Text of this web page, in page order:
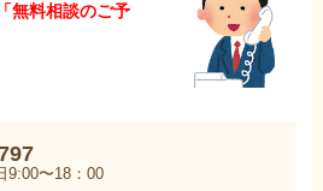
無料相談のご予
9:00〜18：00